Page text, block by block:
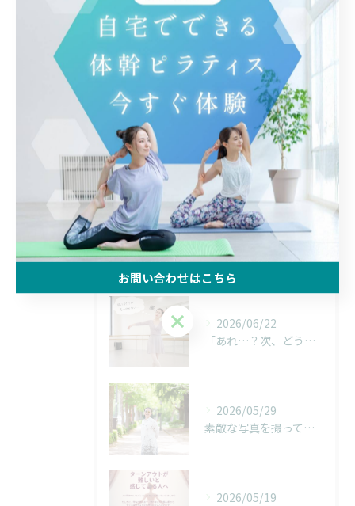
自宅
マンツーマン
腰痛
マット
からだの使い方
会員限定メニュー
最近の投稿 Recent Posts
2026/06/22
「あれ…？次、どうだったっけ…？」
2026/05/29
素敵な写真を撮っていただきました！
2026/05/19
お問い合わせはこちら
お問い合わせはこちら